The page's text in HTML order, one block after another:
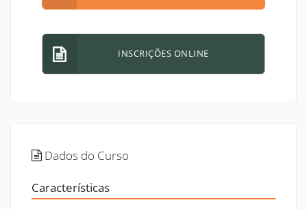
INSCRIÇÕES ONLINE
Dados do Curso
Características